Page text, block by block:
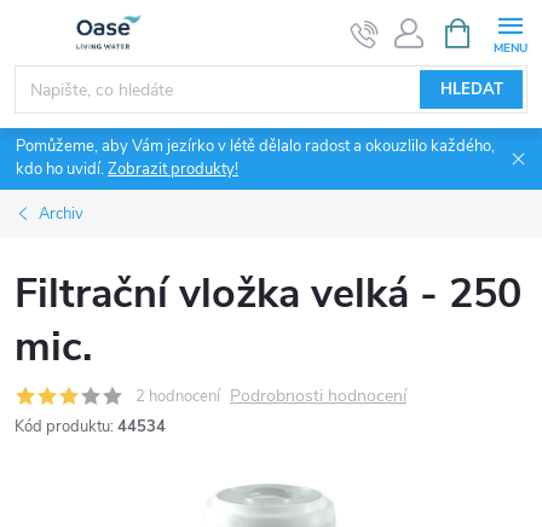
obsah
HLEDAT
NÁKUPNÍ
KOŠÍK
Pomůžeme, aby Vám jezírko v létě dělalo radost a okouzlilo každého,
kdo ho uvidí.Zobrazit produkty!
Archiv
Filtrační vložka velká - 250
mic.
2 hodnocení Podrobnosti hodnocení
Kód produktu: 44534